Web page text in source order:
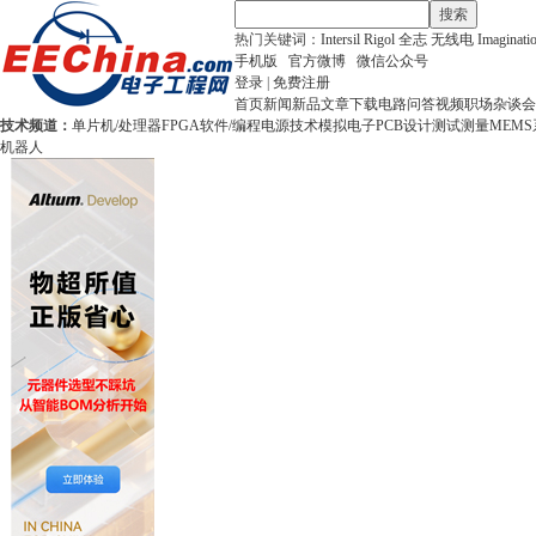
搜索
热门关键词： Intersil Rigol 全志 无线电
手机版
官方微博
微信公众号
登录 免费注册
首页新闻新品文章下载电路问答视频职场杂谈
技术频道： 单片机/处理器FPGA软件/编程电源技术模拟电子PCB设计测试测量MEMS
机器人